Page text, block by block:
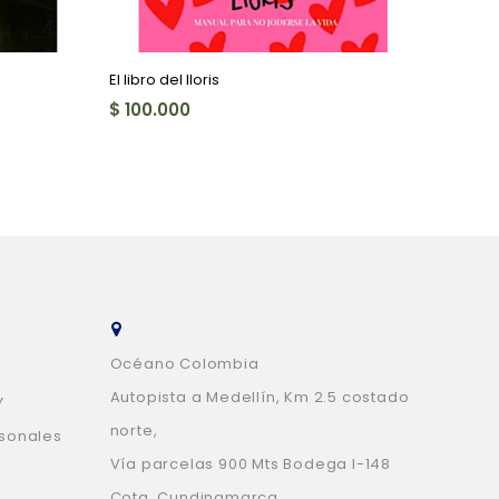
El libro del lloris
$ 100.000
Océano Colombia
Autopista a Medellín, Km 2.5 costado
norte,
Vía parcelas 900 Mts Bodega I-148